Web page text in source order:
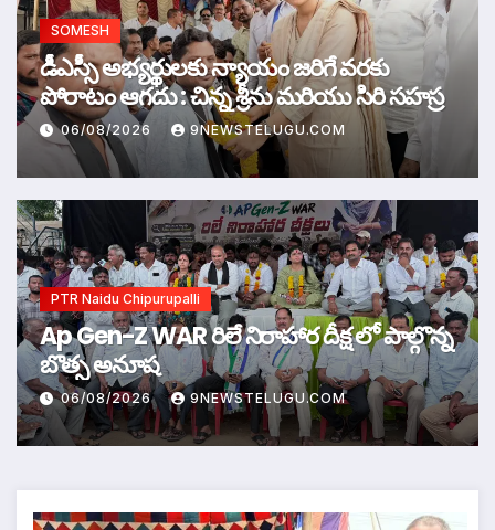
SOMESH
డీఎస్సీ అభ్యర్థులకు న్యాయం జరిగే వరకు
పోరాటం ఆగదు : చిన్న శ్రీను మరియు సిరి సహస్ర
06/08/2026 9NEWSTELUGU.COM
PTR Naidu Chipurupalli
Ap Gen-Z WAR రిలే నిరాహార దీక్ష లో పాల్గొన్న
బొత్స అనూష
06/08/2026 9NEWSTELUGU.COM